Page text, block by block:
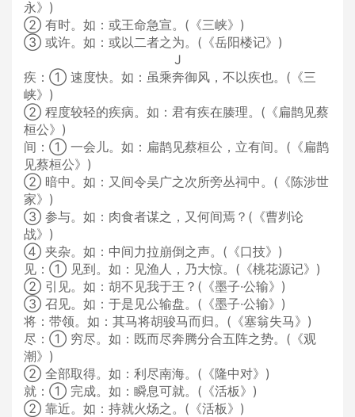
永》)
② 有时。如：或王命急宣。(《三峡》)
③ 或许。如：或以二者之为。(《岳阳楼记》)
J
疾：① 速度快。如：虽乘奔御风，不以疾也。(《三
峡》)
② 程度较轻的疾病。如：君有疾在腠理。(《扁鹊见蔡
桓公》)
间：① 一会儿。如：扁鹊见蔡桓公，立有间。(《扁鹊
见蔡桓公》)
② 暗中。如：又间令吴广之次所旁丛祠中。(《陈涉世
家》)
③ 参与。如：肉食者谋之，又何间焉？(《曹刿论
战》)
④ 夹杂。如：中间力拉崩倒之声。(《口技》)
见：① 见到。如：见渔人，乃大惊。(《桃花源记》)
② 引见。如：胡不见我于王？(《墨子·公输》)
③ 召见。如：于是见公输盘。(《墨子·公输》)
将：带领。如：其马将胡骏马而归。(《塞翁失马》)
尽：① 穷尽。如：既而尽奔腾分合五阵之势。(《观
潮》)
② 全部取得。如：利尽南海。(《隆中对》)
就：① 完成。如：瞬息可就。(《活板》)
② 靠近。如：持就火炀之。(《活板》)